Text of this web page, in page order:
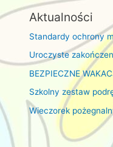
Aktualności
Standardy ochrony
Uroczyste
BEZPIECZNE
Szkolny zestaw
Wieczorek